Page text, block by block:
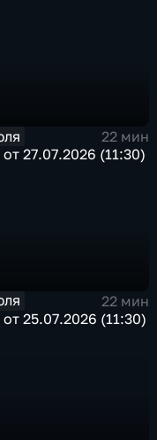
22 мин
27.07.2026 (11:30)
22 мин
25.07.2026 (11:30)